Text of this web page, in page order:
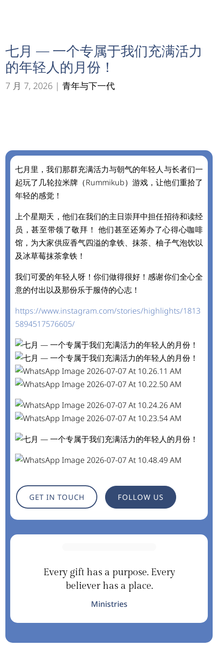
七月 — 一个专属于我们充满活力
的年轻人的月份！
7 月 7, 2026 |青年与下一代
七月里，我们那群充满活力与朝气的年轻人与长者们一
起玩了几轮拉米牌（Rummikub）游戏，让他们重拾了
年轻的感觉！
上个星期天，他们在我们的主日崇拜中担任招待和读经
员，甚至带领了敬拜！ 他们甚至还筹办了心得心咖啡
馆，为大家供应香气四溢的拿铁、抹茶、柚子气泡饮以
及冰草莓抹茶拿铁！
我们可爱的年轻人呀！你们做得很好！感谢你们全心全
意的付出以及那份乐于服侍的心志！
https://www.instagram.com/stories/highlights/1813
5894517576605/
GET IN TOUCH FOLLOW US
Every gift has a purpose. Every
believer has a place.
Ministries